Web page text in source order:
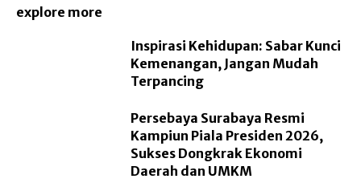
explore more
Inspirasi Kehidupan: Sabar Kunci
Kemenangan, Jangan Mudah
Terpancing
Persebaya Surabaya Resmi
Kampiun Piala Presiden 2026,
Sukses Dongkrak Ekonomi
Daerah dan UMKM